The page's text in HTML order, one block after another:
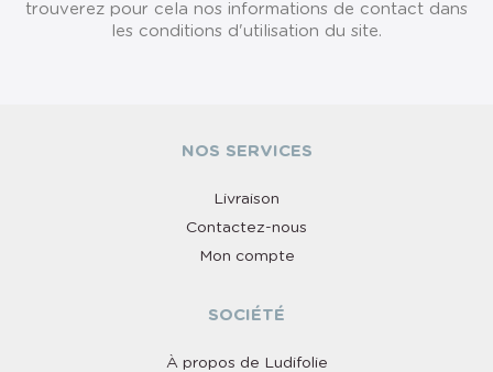
trouverez pour cela nos informations de contact dans
les conditions d'utilisation du site.
NOS SERVICES
Livraison
Contactez-nous
Mon compte
SOCIÉTÉ
À propos de Ludifolie